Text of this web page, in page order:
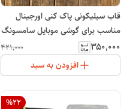
قاب سیلیکونی پاک کنی اورجینال
مناسب برای گوشی موبایل سامسونگ
Galaxy A17
۳۵۰٬۰۰۰ ۴۲۱٬۰۰۰
افزودن به سبد
%22